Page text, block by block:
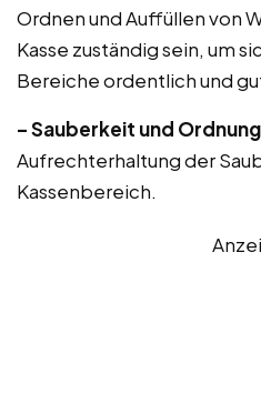
Ordnen und Auffüllen von
Kasse zuständig sein, um
Bereiche ordentlich und
– Sauberkeit und
Aufrechterhaltung der
Kassenbereich.